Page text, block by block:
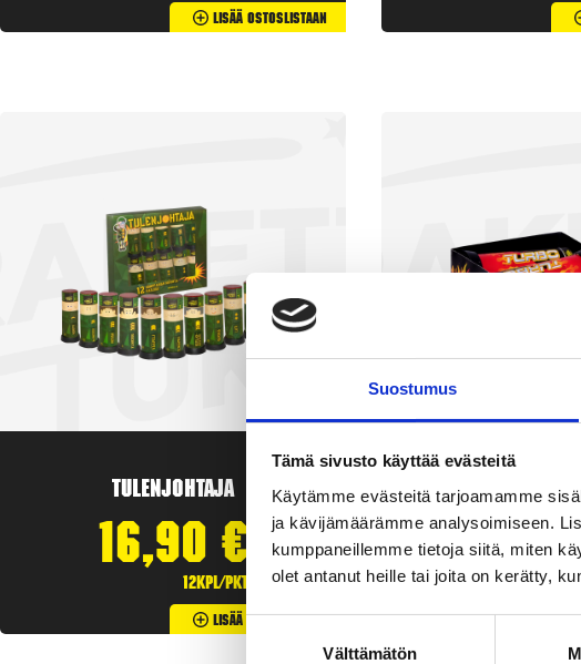
Suostumus
Tämä sivusto käyttää evästeitä
Käytämme evästeitä tarjoamamme
ja kävijämäärämme analysoimiseen.
kumppaneillemme tietoja siitä, miten
olet antanut heille tai joita on kerätty,
Välttämätön
Lisää Ostoslistaan
Tulenjohtaja
16,90 €
12kpl/pkt
Lisää Ostoslistaan
Turbo